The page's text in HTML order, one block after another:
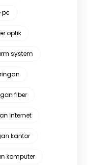
pc
optik
system
fiber
internet
kantor
komputer